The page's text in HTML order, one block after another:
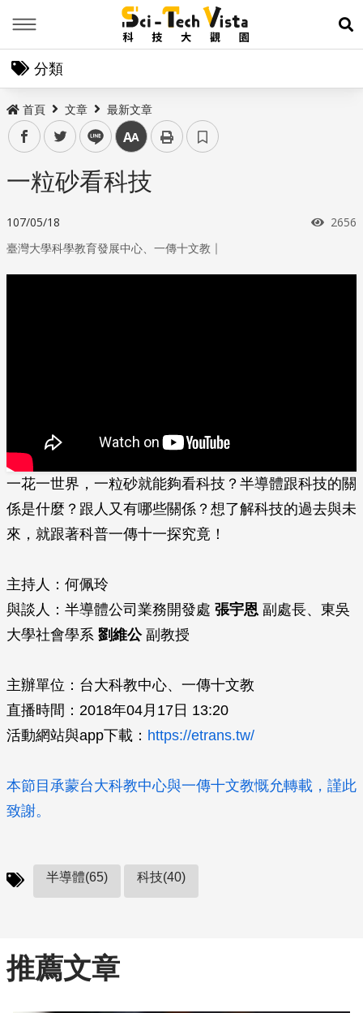
展
分類
首頁 文章 最新文章
facebooktwitter line 中
一粒砂看科技
107/05/18 瀏覽
2656
臺灣大學科學教育發展中心、一傳十文教 ｜
一花一世界，一粒砂就能夠看科技？半導體跟科技的關
係是什麼？跟人又有哪些關係？想了解科技的過去與未
來，就跟著科普一傳十一探究竟！
主持人：何佩玲
與談人：半導體公司業務開發處 張宇恩 副處長、東吳
大學社會學系 劉維公副教授
主辦單位：台大科教中心、一傳十文教
直播時間：2018年04月17日 13:20
活動網站與app下載： https://etrans.tw/
本節目承蒙台大科教中心與一傳十文教慨允轉載，謹此
致謝。
半導體(65) 科技(40)
推薦文章